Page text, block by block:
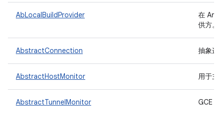
AbLocalBuildProvider
在
供方。
AbstractConnection 抽象连
AbstractHostMonitor 用于主
AbstractTunnelMonitor GCE